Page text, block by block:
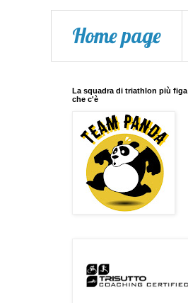
Home page
La squadra di triathlon più figa
che c'è